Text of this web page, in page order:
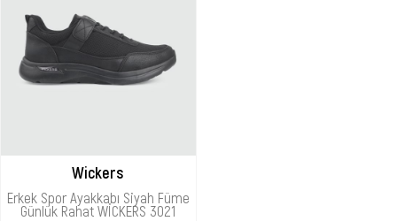
Wickers
Erkek Spor Ayakkabı Siyah Füme
Günlük Rahat WİCKERS 3021